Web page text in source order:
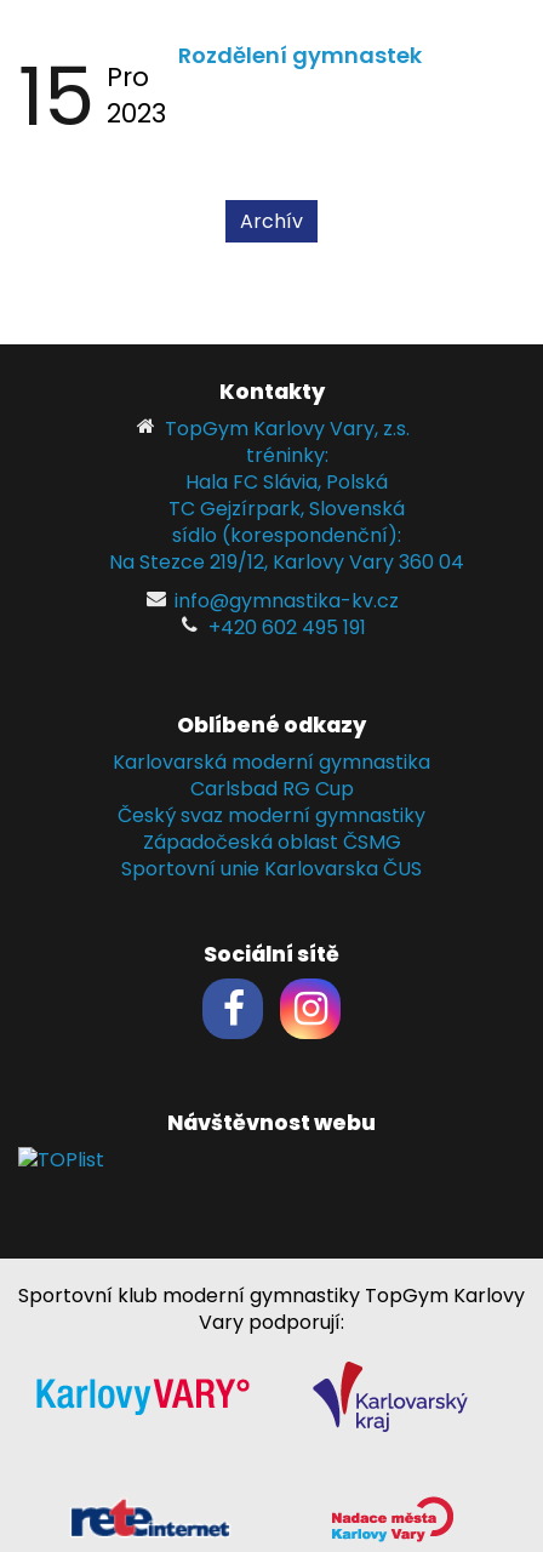
15 Pro
2023
Rozdělení gymnastek
Archív
Kontakty
TopGym Karlovy Vary, z.s.
tréninky:
Hala FC Slávia, Polská
TC Gejzírpark, Slovenská
sídlo (korespondenční):
Na Stezce 219/12, Karlovy Vary 360 04
info@gymnastika-kv.cz
+420 602 495 191
Oblíbené odkazy
Karlovarská moderní gymnastika
Carlsbad RG Cup
Český svaz moderní gymnastiky
Západočeská oblast ČSMG
Sportovní unie Karlovarska ČUS
Sociální sítě
Návštěvnost webu
Sportovní klub moderní gymnastiky TopGym Karlovy
Vary podporují: